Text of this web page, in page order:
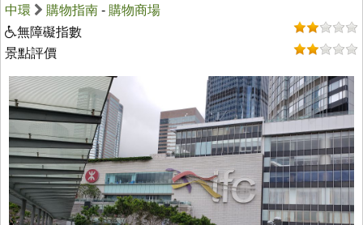
中環 購物指南 - 購物商場
無障礙指數
景點評價